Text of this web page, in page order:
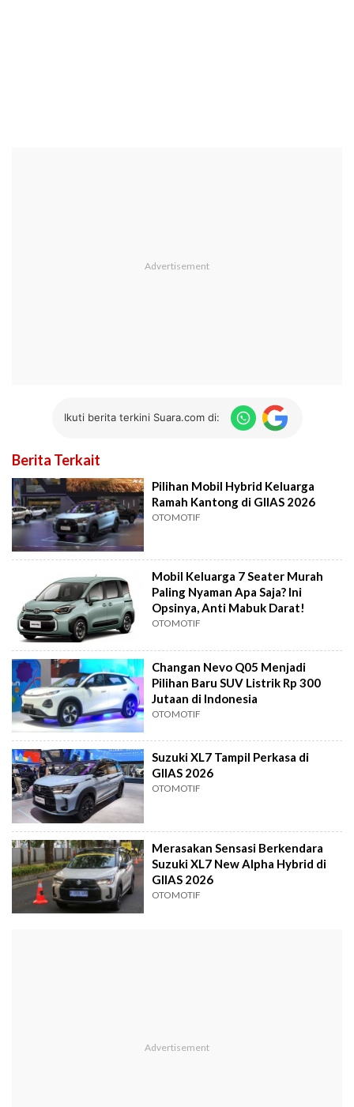
Ikuti berita terkini Suara.com di:
Berita Terkait
Pilihan Mobil Hybrid Keluarga
Ramah Kantong di GIIAS 2026
OTOMOTIF
Mobil Keluarga 7 Seater Murah
Paling Nyaman Apa Saja? Ini
Opsinya, Anti Mabuk Darat!
OTOMOTIF
Changan Nevo Q05 Menjadi
Pilihan Baru SUV Listrik Rp 300
Jutaan di Indonesia
OTOMOTIF
Suzuki XL7 Tampil Perkasa di
GIIAS 2026
OTOMOTIF
Merasakan Sensasi Berkendara
Suzuki XL7 New Alpha Hybrid di
GIIAS 2026
OTOMOTIF